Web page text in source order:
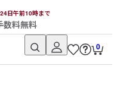
日午前10時まで
数料無料
0